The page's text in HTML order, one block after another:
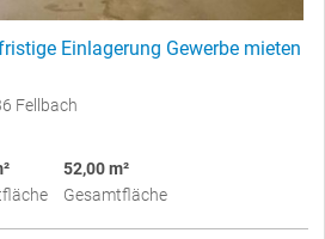
Einlagerung Gewerbe mieten
Fellbach
52,00 m²
Gesamtfläche